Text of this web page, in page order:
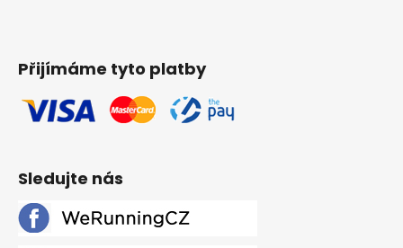
Přijímáme tyto platby
Sledujte nás